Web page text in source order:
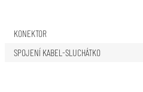
KONEKTOR
SPOJENÍ KABEL-SLUCHÁTKO